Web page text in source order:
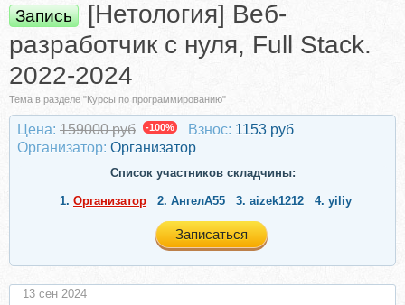
Запись
[Нетология] Веб-
разработчик с нуля, Full Stack.
2022-2024
Тема в разделе "Курсы по программированию"
Цена: 159000 руб -100% Взнос: 1153 руб
Организатор: Организатор
Список участников складчины:
1. Организатор 2. АнгелА55 3. aizek1212 4. yiliy
Записаться
13 сен 2024